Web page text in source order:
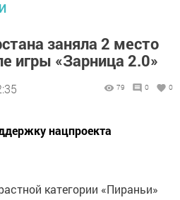
заняла 2 место
игры «Зарница 2.0»
79 0 0
нацпроекта
категории «Пираньи»